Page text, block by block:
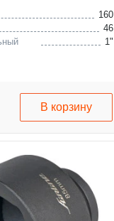
160
46
1"
В корзину